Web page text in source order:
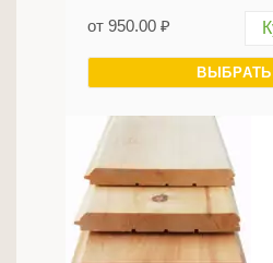
от 950.00 ₽
ВЫБРАТЬ